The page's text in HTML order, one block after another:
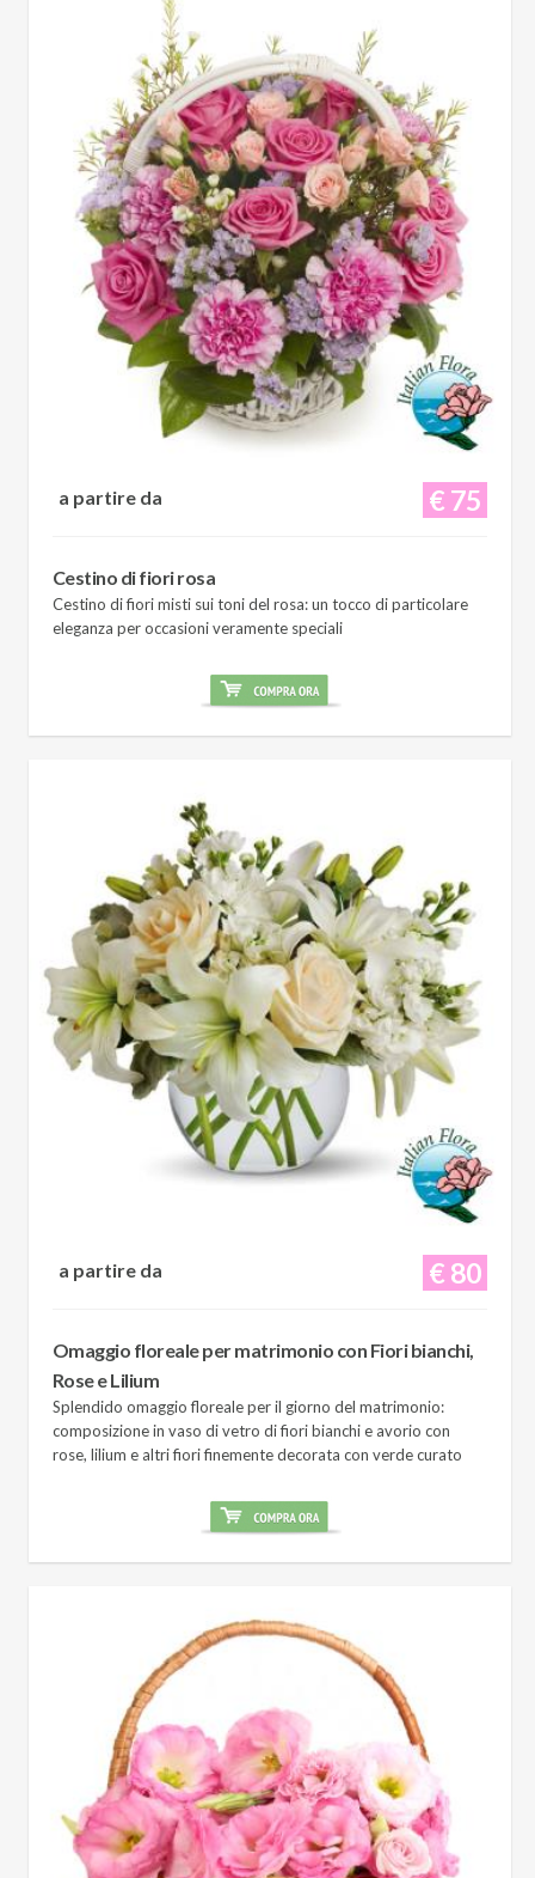
€ 75
a partire da
Cestino di fiori rosa
Cestino di fiori misti sui toni del rosa: un tocco di particolare
eleganza per occasioni veramente speciali
€ 80
a partire da
Omaggio floreale per matrimonio con Fiori bianchi,
Rose e Lilium
Splendido omaggio floreale per il giorno del matrimonio:
composizione in vaso di vetro di fiori bianchi e avorio con
rose, lilium e altri fiori finemente decorata con verde curato